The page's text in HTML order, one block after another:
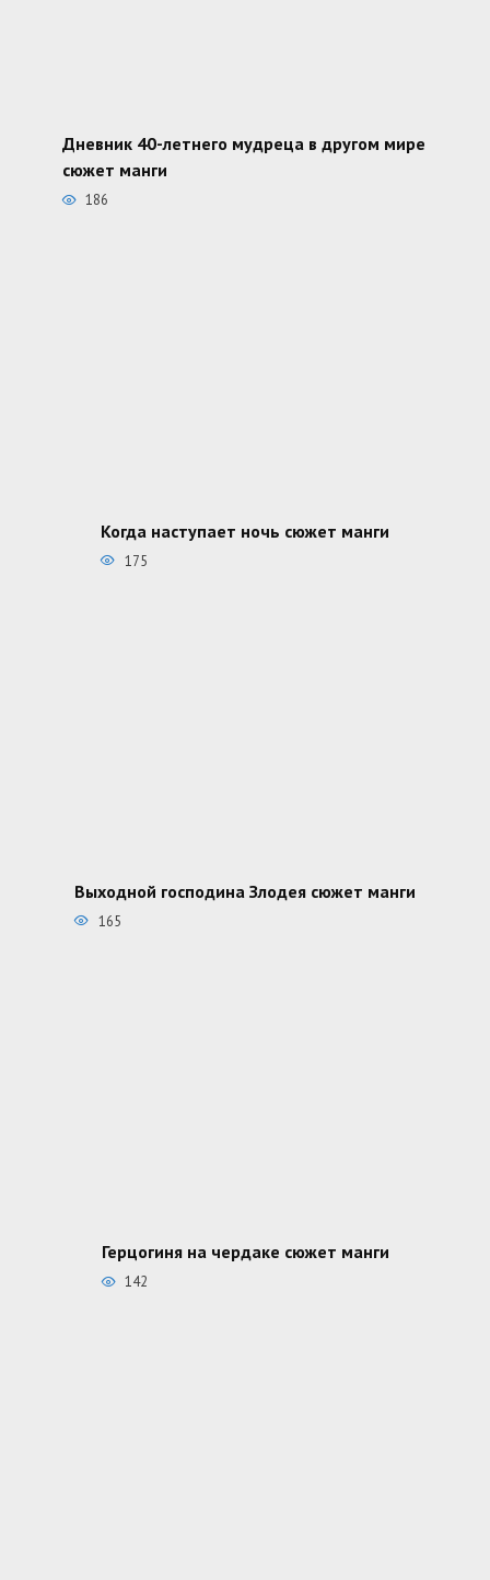
Дневник 40-летнего мудреца в другом мире
сюжет манги
186
Когда наступает ночь сюжет манги
175
Выходной господина Злодея сюжет манги
165
Герцогиня на чердаке сюжет манги
142